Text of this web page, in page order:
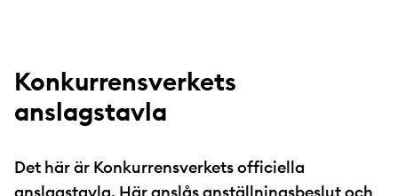
Konkurrensverkets
anslagstavla
Det här är Konkurrensverkets officiella